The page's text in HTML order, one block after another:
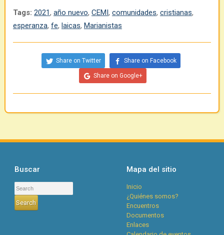
Tags: 2021, año nuevo, CEMI, comunidades, cristianas,
esperanza, fe, laicas, Marianistas
Share on Twitter Share on Facebook
Share on Google+
Buscar Mapa del sitio
Inicio
¿Quiénes somos?
Encuentros
Documentos
Enlaces